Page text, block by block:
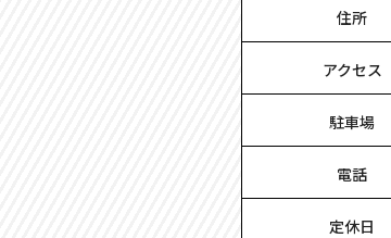
住所
アクセス
駐車場
電話
定休日